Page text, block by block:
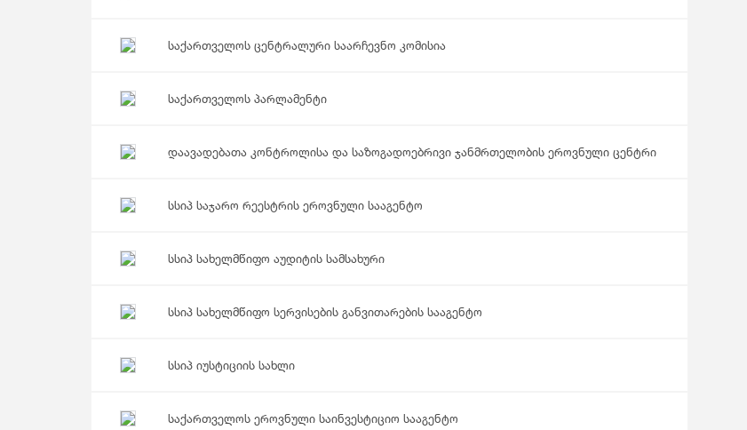
საქართველოს ცენტრალური საარჩევნო კომისია
საქართველოს პარლამენტი
დაავადებათა კონტროლისა და საზოგადოებრივი ჯანმრთელობის ეროვნული ცენტრი
სსიპ საჯარო რეესტრის ეროვნული სააგენტო
სსიპ სახელმწიფო აუდიტის სამსახური
სსიპ სახელმწიფო სერვისების განვითარების სააგენტო
სსიპ იუსტიციის სახლი
საქართველოს ეროვნული საინვესტიციო სააგენტო